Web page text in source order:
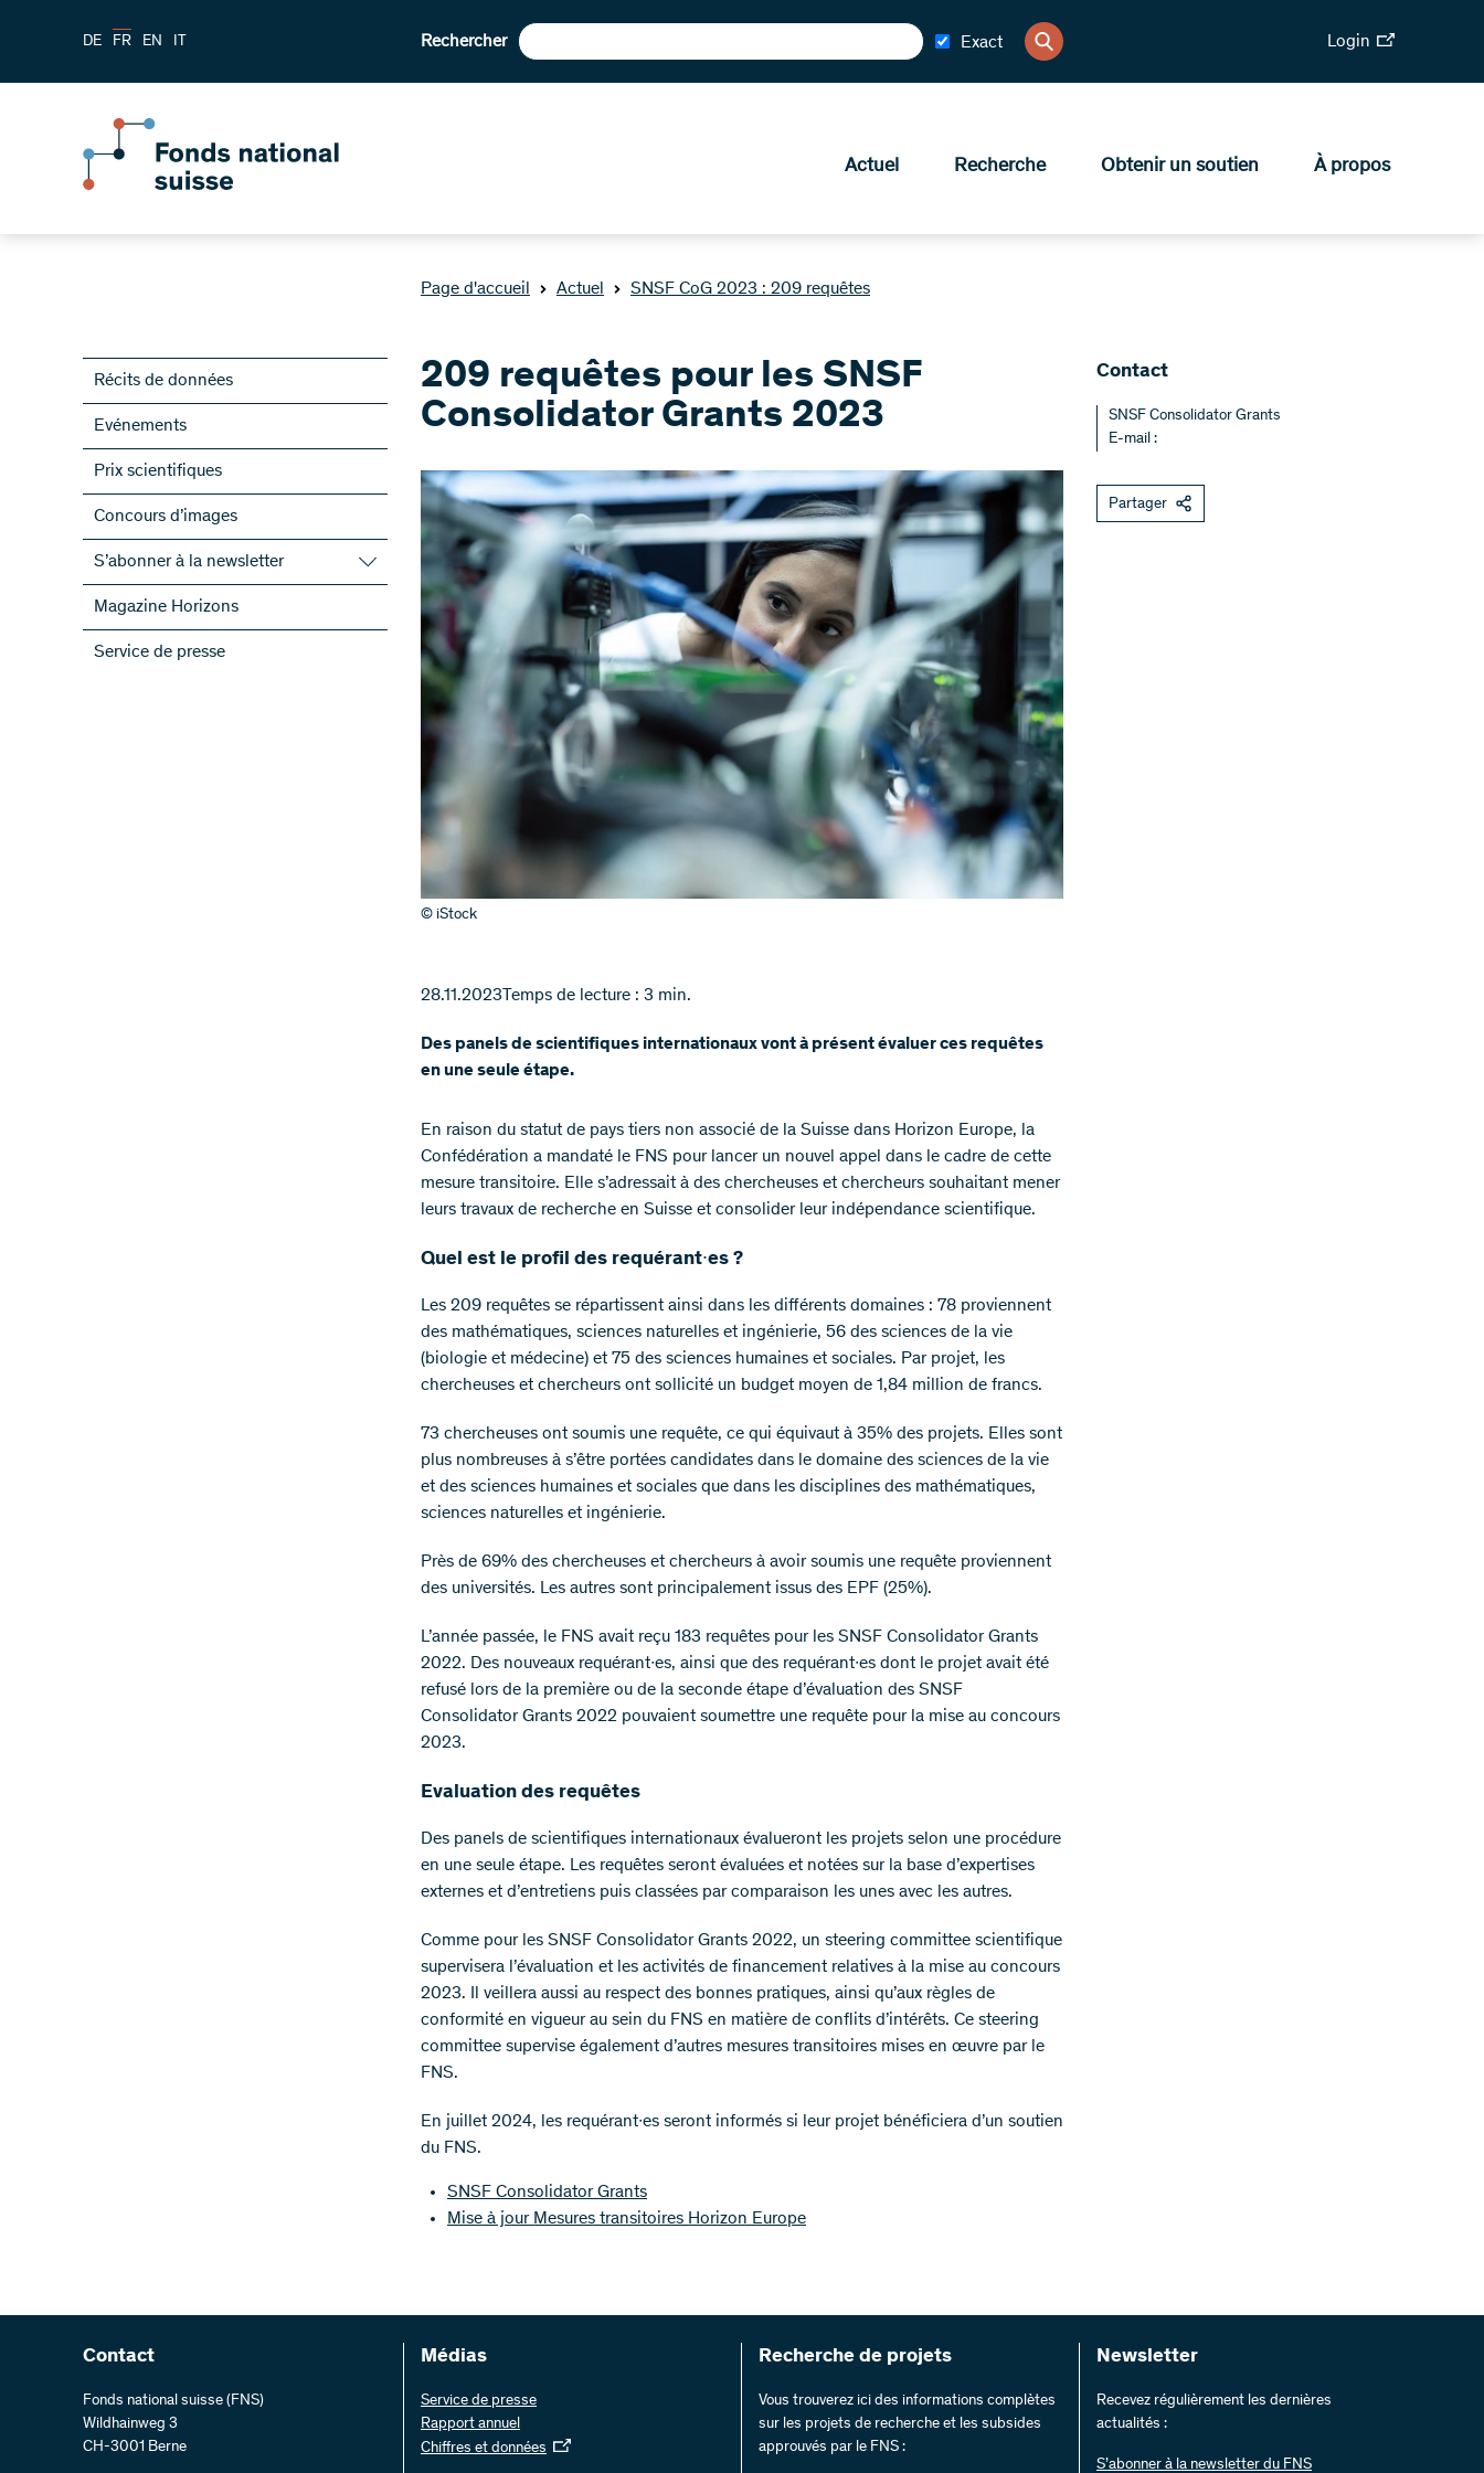
DE FR EN IT Rechercher Exact Login
Actuel Recherche Obtenir un soutien À propos
Page d'accueil Actuel SNSF CoG 2023 : 209 requêtes
Récits de données
Evénements
Prix scientifiques
Concours d’images
S’abonner à la newsletter
S’abonner à la newsletter du FNS
S’abonner aux newsletter des PRN
ScienceGeist
Magazine Horizons
Service de presse
209 requêtes pour les SNSF
Consolidator Grants 2023
© iStock
28.11.2023 Temps de lecture : 3 min.
Des panels de scientifiques internationaux vont à présent évaluer ces requêtes
en une seule étape.
En raison du statut de pays tiers non associé de la Suisse dans Horizon Europe, la
Confédération a mandaté le FNS pour lancer un nouvel appel dans le cadre de cette
mesure transitoire. Elle s’adressait à des chercheuses et chercheurs souhaitant mener
leurs travaux de recherche en Suisse et consolider leur indépendance scientifique.
Quel est le profil des requérant∙es ?
Les 209 requêtes se répartissent ainsi dans les différents domaines : 78 proviennent
des mathématiques, sciences naturelles et ingénierie, 56 des sciences de la vie
(biologie et médecine) et 75 des sciences humaines et sociales. Par projet, les
chercheuses et chercheurs ont sollicité un budget moyen de 1,84 million de francs.
73 chercheuses ont soumis une requête, ce qui équivaut à 35% des projets. Elles sont
plus nombreuses à s’être portées candidates dans le domaine des sciences de la vie
et des sciences humaines et sociales que dans les disciplines des mathématiques,
sciences naturelles et ingénierie.
Près de 69% des chercheuses et chercheurs à avoir soumis une requête proviennent
des universités. Les autres sont principalement issus des EPF (25%).
L’année passée, le FNS avait reçu 183 requêtes pour les SNSF Consolidator Grants
2022. Des nouveaux requérant∙es, ainsi que des requérant∙es dont le projet avait été
refusé lors de la première ou de la seconde étape d’évaluation des SNSF
Consolidator Grants 2022 pouvaient soumettre une requête pour la mise au concours
2023.
Evaluation des requêtes
Des panels de scientifiques internationaux évalueront les projets selon une procédure
en une seule étape. Les requêtes seront évaluées et notées sur la base d’expertises
externes et d’entretiens puis classées par comparaison les unes avec les autres.
Comme pour les SNSF Consolidator Grants 2022, un steering committee scientifique
supervisera l’évaluation et les activités de financement relatives à la mise au concours
2023. Il veillera aussi au respect des bonnes pratiques, ainsi qu’aux règles de
conformité en vigueur au sein du FNS en matière de conflits d’intérêts. Ce steering
committee supervise également d’autres mesures transitoires mises en œuvre par le
FNS.
En juillet 2024, les requérant∙es seront informés si leur projet bénéficiera d’un soutien
du FNS.
SNSF Consolidator Grants
Mise à jour Mesures transitoires Horizon Europe
Contact
SNSF Consolidator Grants
E-mail :
Partager
Contact
Fonds national suisse (FNS)
Wildhainweg 3
CH-3001 Berne
Médias
Service de presse
Rapport annuel
Chiffres et données
Recherche de projets
Vous trouverez ici des informations complètes
sur les projets de recherche et les subsides
approuvés par le FNS :
Newsletter
Recevez régulièrement les dernières
actualités :
S’abonner à la newsletter du FNS